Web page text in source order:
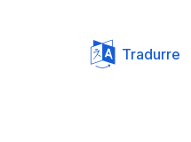
Tradurre